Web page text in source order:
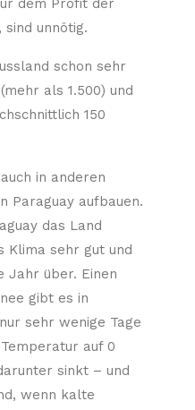
dem Profit der
sind unnötig.
schon sehr
als 1.500) und
150
in anderen
Paraguay aufbauen.
das Land
Klima sehr gut und
Jahr über. Einen
gibt es in
sehr wenige Tage
auf 0
sinkt – und
wenn kalte